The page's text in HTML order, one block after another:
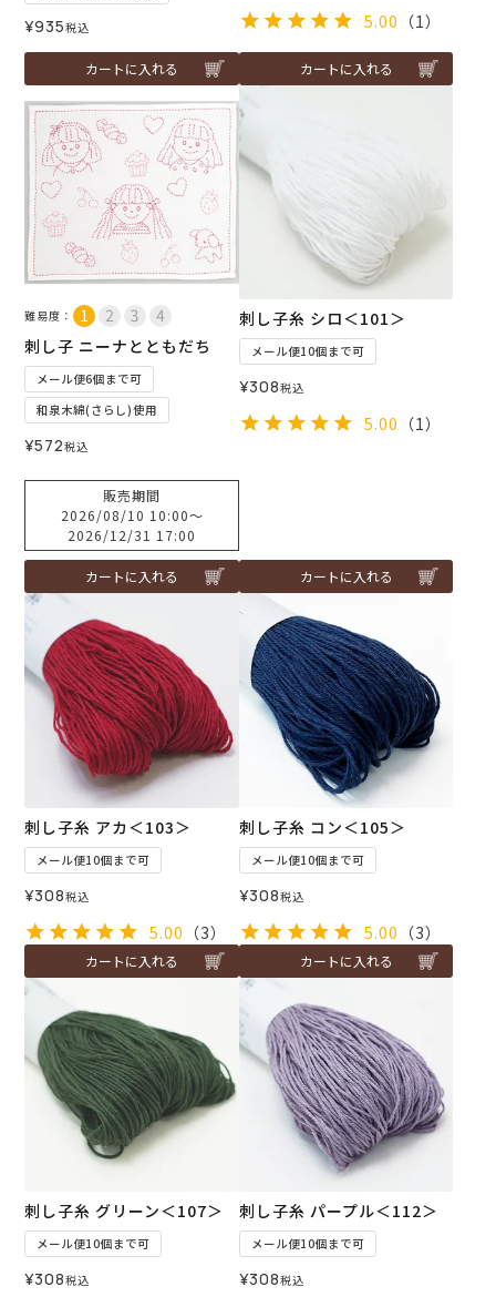
¥935税込
カートに入れる
5.00 （1）
カートに入れる
難易度：
刺し子 ニーナとともだち
メール便6個まで可
和泉木綿(さらし)使用
¥572税込
販売期間
2026/08/10 10:00〜
2026/12/31 17:00
カートに入れる
刺し子糸 シロ＜101＞
メール便10個まで可
¥308税込
5.00 （1）
カートに入れる
刺し子糸 アカ＜103＞
メール便10個まで可
¥308税込
5.00 （3）
カートに入れる
刺し子糸 コン＜105＞
メール便10個まで可
¥308税込
5.00 （3）
カートに入れる
刺し子糸 グリーン＜107＞
メール便10個まで可
¥308税込
刺し子糸 パープル＜112＞
メール便10個まで可
¥308税込